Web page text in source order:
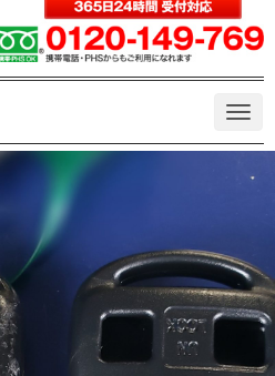
N
v
n
キーレス トヨタ リモコンキー